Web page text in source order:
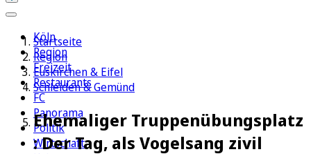
Köln
Region
Freizeit
Restaurants
FC
Panorama
Politik
Wirtschaft
Startseite
Region
Euskirchen & Eifel
Schleiden & Gemünd
Ehemaliger Truppenübungsplatz
: Der Tag, als Vogelsang zivil